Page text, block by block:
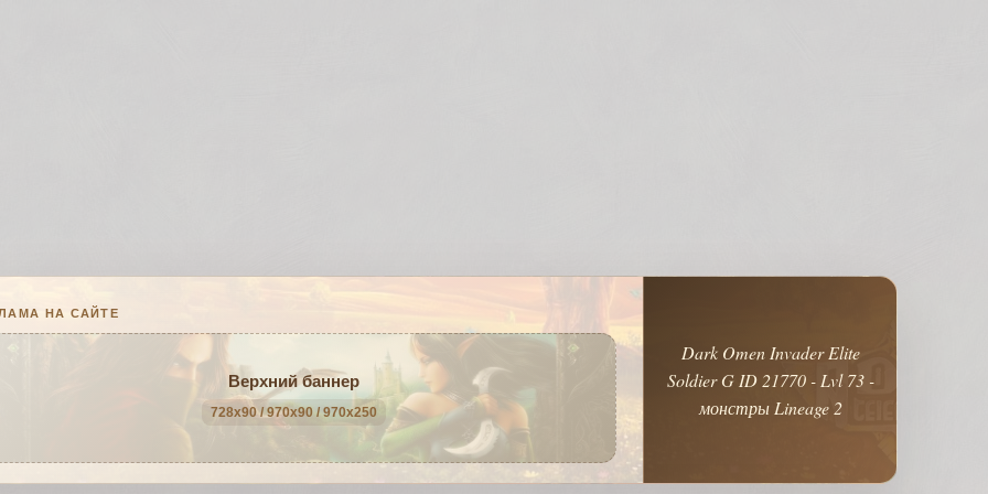
НА САЙТЕ
Верхний баннер
728x90 / 970x90 / 970x250
Dark Omen Invader Elite
Soldier G ID 21770 - Lvl 73 -
монстры Lineage 2